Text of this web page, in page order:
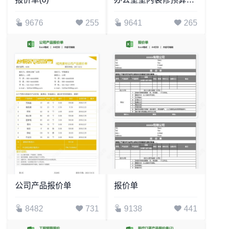
9676 255 9641 265
公司产品报价单
8482 731
报价单
9138 441